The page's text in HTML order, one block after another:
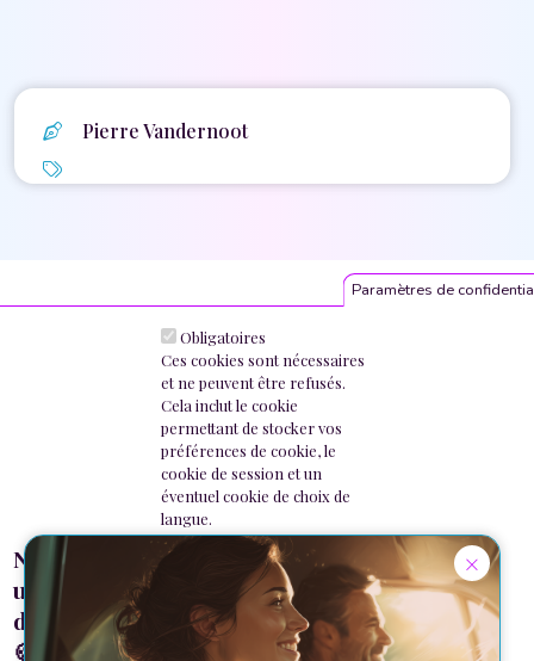
×
Pierre Vandernoot
Pied de page
Chèques formation
Dossiers thématiques
Conditions générales
Politique de confidentialité
Newsletter
Paramètres de
Nous
utilisons
des cookies
🍪
Obligatoires
Ces cookies sont nécessaires
et ne peuvent être refusés.
Cela inclut le cookie
permettant de stocker vos
préférences de cookie, le
cookie de session et un
éventuel cookie de choix de
langue.
Ces cookies nous servent à
établir des statistiques sur
l'utilisation de notre site. Les
informations contenues dans